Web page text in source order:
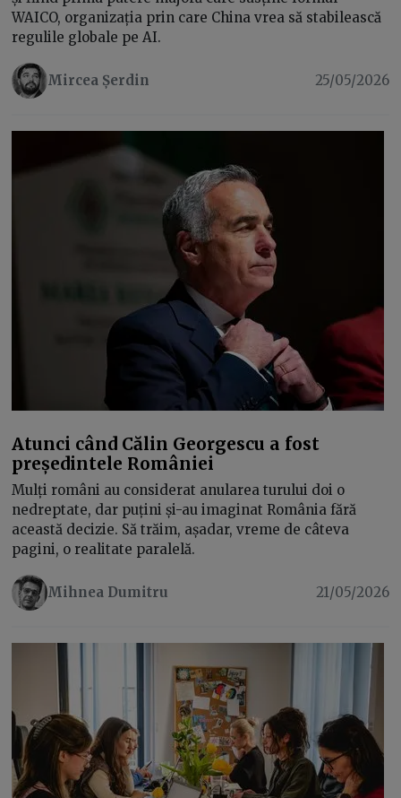
WAICO, organizația prin care China vrea să stabilească
regulile globale pe AI.
Mircea Șerdin 25/05/2026
Atunci când Călin Georgescu a fost
președintele României
Mulți români au considerat anularea turului doi o
nedreptate, dar puțini și-au imaginat România fără
această decizie. Să trăim, așadar, vreme de câteva
pagini, o realitate paralelă.
Mihnea Dumitru 21/05/2026